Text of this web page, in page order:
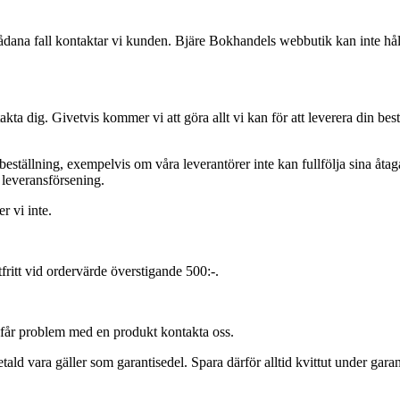
fall kontaktar vi kunden. Bjäre Bokhandels webbutik kan inte
dig. Givetvis kommer vi att göra allt vi kan för att leverera din
exempelvis om våra leverantörer inte kan fullfölja sina
vi inte.
vid ordervärde överstigande 500:-.
problem med en produkt kontakta oss.
vara gäller som garantisedel. Spara därför alltid kvittut under